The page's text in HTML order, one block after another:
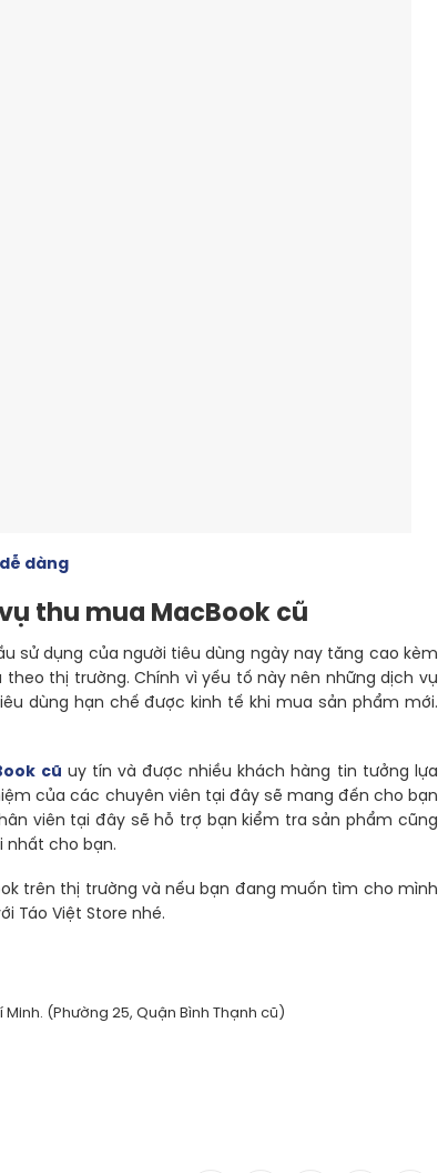
dàng
thu mua MacBook cũ
sử dụng của người tiêu dùng ngày nay tăng cao kèm
thị trường. Chính vì yếu tố này nên những dịch vụ
dùng hạn chế được kinh tế khi mua sản phẩm mới.
cũ uy tín và được nhiều khách hàng tin tưởng lựa
của các chuyên viên tại đây sẽ mang đến cho bạn
viên tại đây sẽ hỗ trợ bạn kiểm tra sản phẩm cũng
nhất cho bạn.
trên thị trường và nếu bạn đang muốn tìm cho mình
Táo Việt Store nhé.
Minh. (Phường 25, Quận Bình Thạnh cũ)